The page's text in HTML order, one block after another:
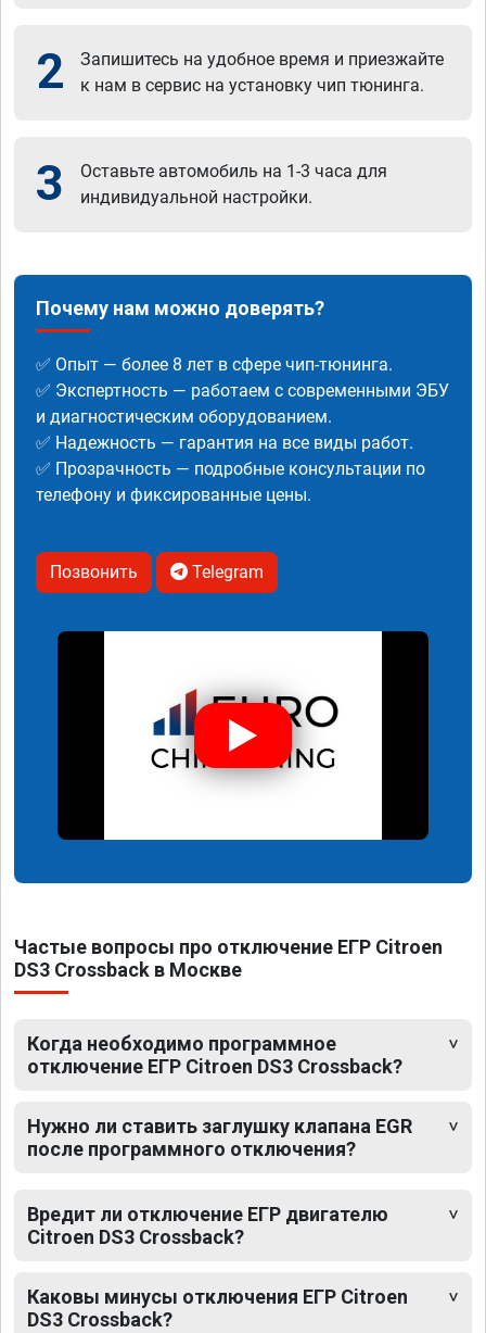
2
Запишитесь на удобное время и приезжайте
к нам в сервис на установку чип тюнинга.
3
Оставьте автомобиль на 1-3 часа для
индивидуальной настройки.
Почему нам можно доверять?
✅ Опыт — более 8 лет в сфере чип-тюнинга.
✅ Экспертность — работаем с современными ЭБУ
и диагностическим оборудованием.
✅ Надежность — гарантия на все виды работ.
✅ Прозрачность — подробные консультации по
телефону и фиксированные цены.
Позвонить Telegram
Частые вопросы про отключение ЕГР Citroen
DS3 Crossback в Москве
Когда необходимо программное
отключение ЕГР Citroen DS3 Crossback?
Нужно ли ставить заглушку клапана EGR
после программного отключения?
Вредит ли отключение ЕГР двигателю
Citroen DS3 Crossback?
Каковы минусы отключения ЕГР Citroen
DS3 Crossback?